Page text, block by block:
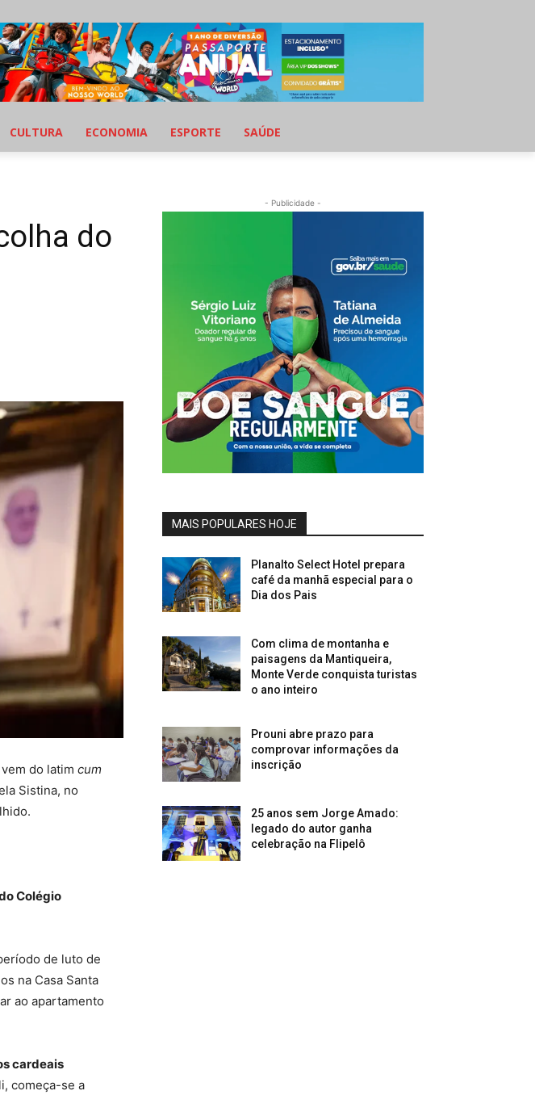
CULTURA ECONOMIA ESPORTE SAÚDE
do
do latim cum
Sistina, no
Colégio
de luto de
na Casa Santa
ao apartamento
cardeais
começa-se a
- Publicidade -
MAIS POPULARES HOJE
Planalto Select Hotel prepara
café da manhã especial para o
Dia dos Pais
Com clima de montanha e
paisagens da Mantiqueira,
Monte Verde conquista turistas
o ano inteiro
Prouni abre prazo para
comprovar informações da
inscrição
25 anos sem Jorge Amado:
legado do autor ganha
celebração na Flipelô